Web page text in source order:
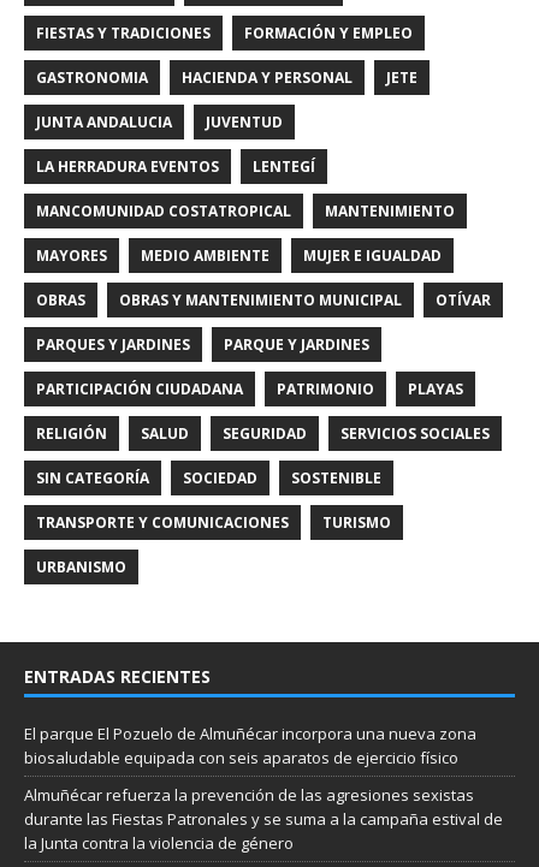
FIESTAS Y TRADICIONES FORMACIÓN Y EMPLEO
GASTRONOMIA HACIENDA Y PERSONAL JETE
JUNTA ANDALUCIA JUVENTUD
LA HERRADURA EVENTOS LENTEGÍ
MANCOMUNIDAD COSTATROPICAL MANTENIMIENTO
MAYORES MEDIO AMBIENTE MUJER E IGUALDAD
OBRAS OBRAS Y MANTENIMIENTO MUNICIPAL OTÍVAR
PARQUES Y JARDINES PARQUE Y JARDINES
PARTICIPACIÓN CIUDADANA PATRIMONIO PLAYAS
RELIGIÓN SALUD SEGURIDAD SERVICIOS SOCIALES
SIN CATEGORÍA SOCIEDAD SOSTENIBLE
TRANSPORTE Y COMUNICACIONES TURISMO
URBANISMO
ENTRADAS RECIENTES
El parque El Pozuelo de Almuñécar incorpora una nueva zona
biosaludable equipada con seis aparatos de ejercicio físico
Almuñécar refuerza la prevención de las agresiones sexistas
durante las Fiestas Patronales y se suma a la campaña estival de
la Junta contra la violencia de género